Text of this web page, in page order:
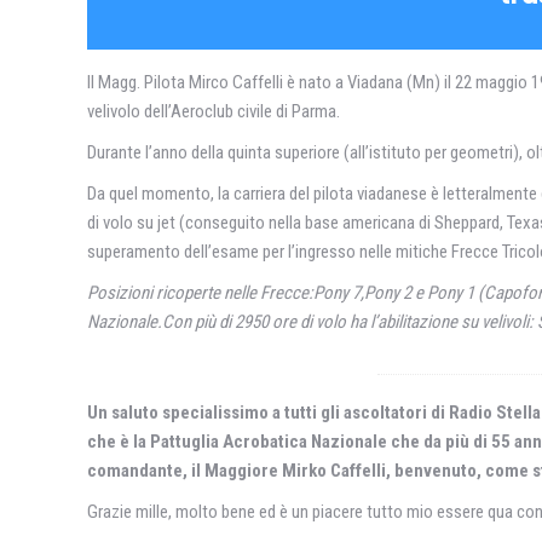
Il Magg. Pilota Mirco Caffelli è nato a Viadana (Mn) il 22 maggio
velivolo dell’Aeroclub civile di Parma.
Durante l’anno della quinta superiore (all’istituto per geometri),
Da quel momento, la carriera del pilota viadanese è
di volo su jet (conseguito nella base americana di Sheppard,
superamento dell’esame per l’ingresso nelle mitiche Frecce
Posizioni ricoperte nelle Frecce:Pony 7,Pony 2 e Pony 1
Nazionale.Con più di 2950 ore di volo ha l’abilitazione su velivoli:
Un saluto specialissimo a tutti gli ascoltatori di Radio
che è la Pattuglia Acrobatica Nazionale che da più di 55
comandante, il Maggiore Mirko Caffelli, benvenuto, come
Grazie mille, molto bene ed è un piacere tutto mio essere qua